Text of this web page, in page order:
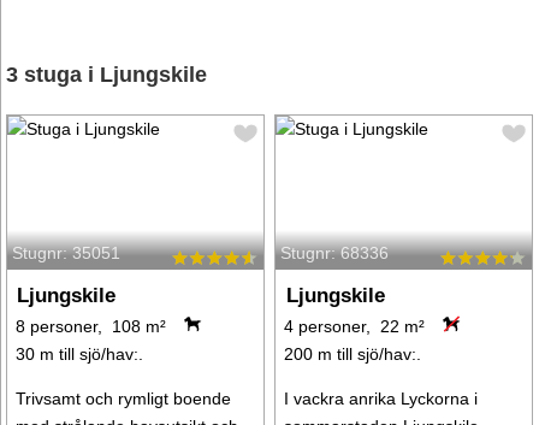
3 stuga i Ljungskile
Stugnr: 35051
Ljungskile
8 personer, 108 m²
30 m till sjö/hav:.
Trivsamt och rymligt boende
Stugnr: 68336
Ljungskile
4 personer, 22 m²
200 m till sjö/hav:.
I vackra anrika Lyckorna i